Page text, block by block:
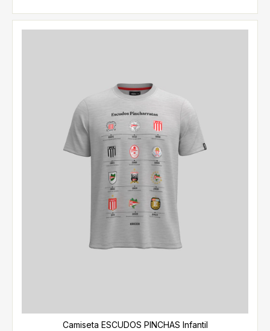
Camiseta ESCUDOS PINCHAS Infantil